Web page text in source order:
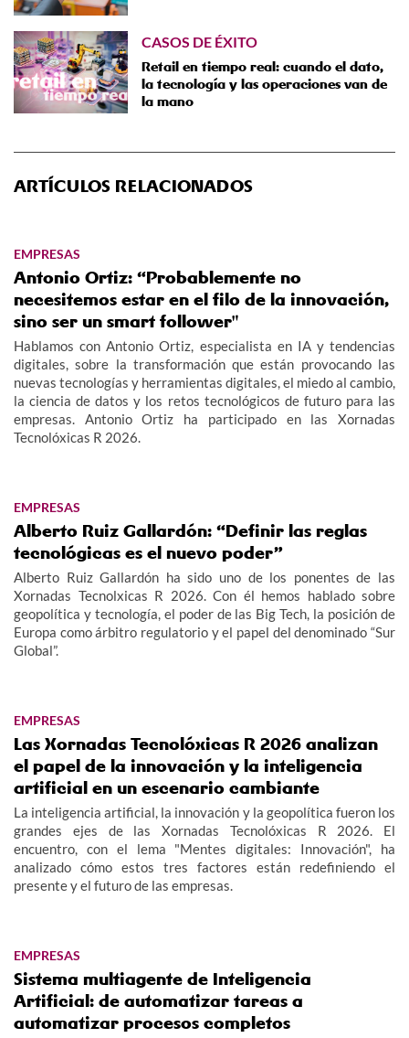
CASOS DE ÉXITO
Retail en tiempo real: cuando el dato,
la tecnología y las operaciones van de
la mano
ARTÍCULOS RELACIONADOS
EMPRESAS
Antonio Ortiz: “Probablemente no
necesitemos estar en el filo de la innovación,
sino ser un smart follower"
Hablamos con Antonio Ortiz, especialista en IA y tendencias
digitales, sobre la transformación que están provocando las
nuevas tecnologías y herramientas digitales, el miedo al cambio,
la ciencia de datos y los retos tecnológicos de futuro para las
empresas. Antonio Ortiz ha participado en las Xornadas
Tecnolóxicas R 2026.
EMPRESAS
Alberto Ruiz Gallardón: “Definir las reglas
tecnológicas es el nuevo poder”
Alberto Ruiz Gallardón ha sido uno de los ponentes de las
Xornadas Tecnolxicas R 2026. Con él hemos hablado sobre
geopolítica y tecnología, el poder de las Big Tech, la posición de
Europa como árbitro regulatorio y el papel del denominado “Sur
Global”.
EMPRESAS
Las Xornadas Tecnolóxicas R 2026 analizan
el papel de la innovación y la inteligencia
artificial en un escenario cambiante
La inteligencia artificial, la innovación y la geopolítica fueron los
grandes ejes de las Xornadas Tecnolóxicas R 2026. El
encuentro, con el lema "Mentes digitales: Innovación", ha
analizado cómo estos tres factores están redefiniendo el
presente y el futuro de las empresas.
EMPRESAS
Sistema multiagente de Inteligencia
Artificial: de automatizar tareas a
automatizar procesos completos